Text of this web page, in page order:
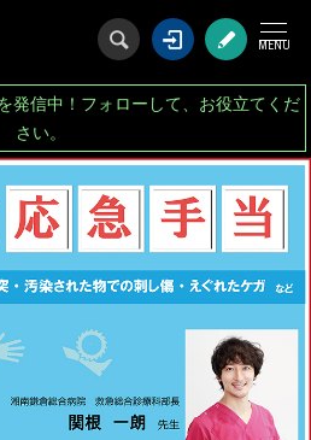
ログイン会
発信中！フォローして、お役立てくだ
さい。